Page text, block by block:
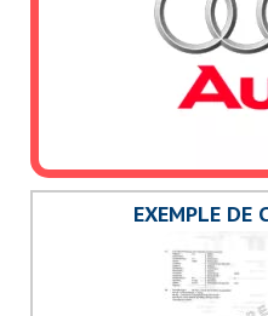
EXEMPLE DE